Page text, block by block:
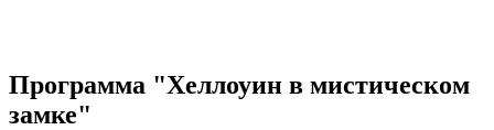
Программа "Хеллоуин в мистическом
замке"